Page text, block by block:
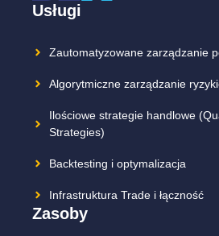
Usługi
Zautomatyzowane zarządzanie
Algorytmiczne zarządzanie
Ilościowe strategie handlowe
Strategies)
Backtesting i optymalizacja
Infrastruktura Trade i łączność
Zasoby